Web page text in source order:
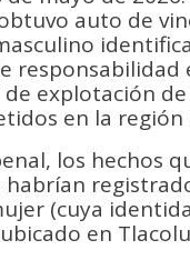
obtuvo auto de
explotación
en la región
los hechos
(cuya
en